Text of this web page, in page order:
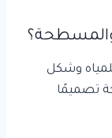
والمسطحة؟
وشكل
تصميمًا